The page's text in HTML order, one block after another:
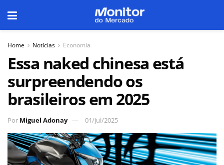
Home Notícias Economia
Essa naked chinesa está
surpreendendo os
brasileiros em 2025
Por Miguel Adonay 01/jul/2025